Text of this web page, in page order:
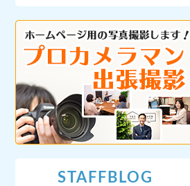
STAFFBLOG